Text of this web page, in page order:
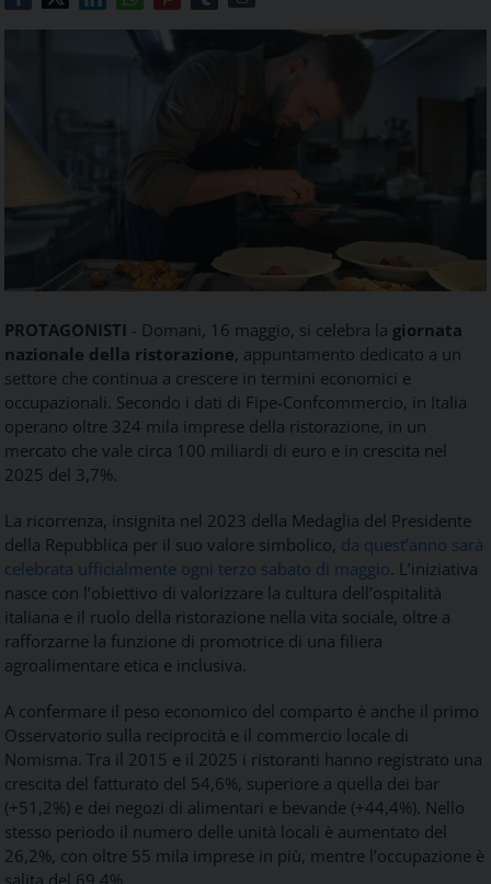
tutte
PROTAGONISTI - Domani, 16 maggio, si celebra la giornata
nazionale della ristorazione, appuntamento dedicato a un
settore che continua a crescere in termini economici e
occupazionali. Secondo i dati di Fipe-Confcommercio, in Italia
operano oltre 324 mila imprese della ristorazione, in un
mercato che vale circa 100 miliardi di euro e in crescita nel
2025 del 3,7%.
La ricorrenza, insignita nel 2023 della Medaglia del Presidente
della Repubblica per il suo valore simbolico, da quest’anno sarà
celebrata ufficialmente ogni terzo sabato di maggio. L’iniziativa
nasce con l’obiettivo di valorizzare la cultura dell’ospitalità
italiana e il ruolo della ristorazione nella vita sociale, oltre a
rafforzarne la funzione di promotrice di una filiera
agroalimentare etica e inclusiva.
A confermare il peso economico del comparto è anche il primo
Osservatorio sulla reciprocità e il commercio locale di
Nomisma. Tra il 2015 e il 2025 i ristoranti hanno registrato una
crescita del fatturato del 54,6%, superiore a quella dei bar
(+51,2%) e dei negozi di alimentari e bevande (+44,4%). Nello
stesso periodo il numero delle unità locali è aumentato del
26,2%, con oltre 55 mila imprese in più, mentre l’occupazione è